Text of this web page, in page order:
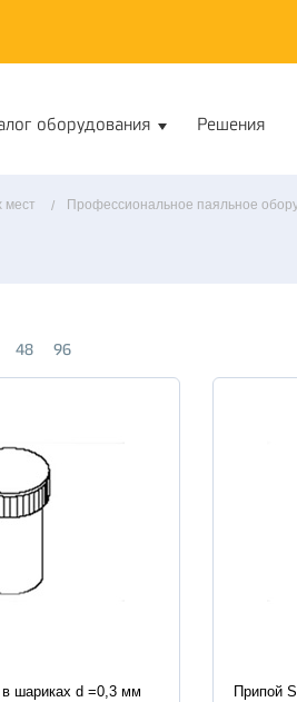
оборудования Решения
мест Профессиональное паяльное
48 96
шариках d =0,3 мм Припой